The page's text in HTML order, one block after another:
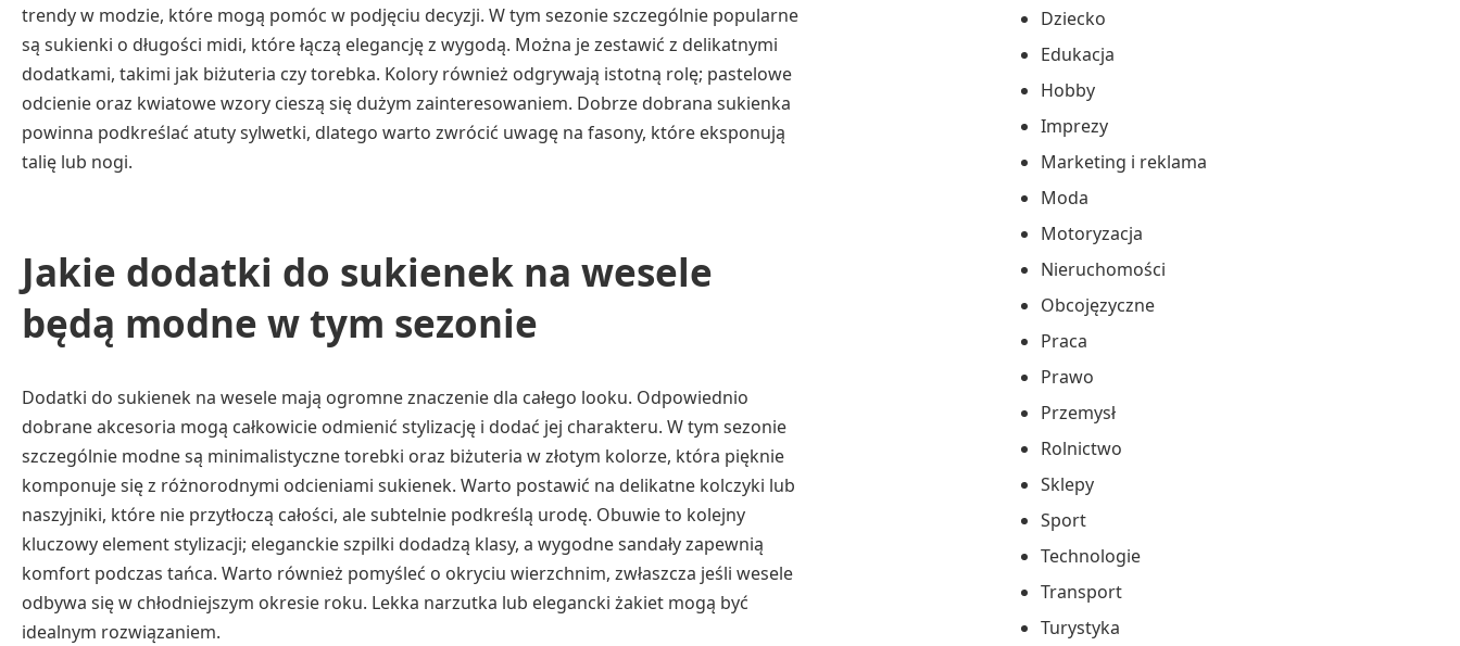
trendy w modzie, które mogą pomóc w podjęciu decyzji. W tym sezonie szczególnie popularne
są sukienki o długości midi, które łączą elegancję z wygodą. Można je zestawić z delikatnymi
dodatkami, takimi jak biżuteria czy torebka. Kolory również odgrywają istotną rolę; pastelowe
odcienie oraz kwiatowe wzory cieszą się dużym zainteresowaniem. Dobrze dobrana sukienka
powinna podkreślać atuty sylwetki, dlatego warto zwrócić uwagę na fasony, które eksponują
talię lub nogi.
Jakie dodatki do sukienek na wesele
będą modne w tym sezonie
Dodatki do sukienek na wesele mają ogromne znaczenie dla całego looku. Odpowiednio
dobrane akcesoria mogą całkowicie odmienić stylizację i dodać jej charakteru. W tym sezonie
szczególnie modne są minimalistyczne torebki oraz biżuteria w złotym kolorze, która pięknie
komponuje się z różnorodnymi odcieniami sukienek. Warto postawić na delikatne kolczyki lub
naszyjniki, które nie przytłoczą całości, ale subtelnie podkreślą urodę. Obuwie to kolejny
kluczowy element stylizacji; eleganckie szpilki dodadzą klasy, a wygodne sandały zapewnią
komfort podczas tańca. Warto również pomyśleć o okryciu wierzchnim, zwłaszcza jeśli wesele
odbywa się w chłodniejszym okresie roku. Lekka narzutka lub elegancki żakiet mogą być
idealnym rozwiązaniem.
Dziecko
Edukacja
Hobby
Imprezy
Marketing i reklama
Moda
Motoryzacja
Nieruchomości
Obcojęzyczne
Praca
Prawo
Przemysł
Rolnictwo
Sklepy
Sport
Technologie
Transport
Turystyka